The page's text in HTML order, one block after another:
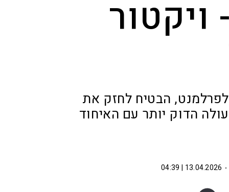
לפרלמנט, הבטיח לחזק את
הדוק יותר עם האיחוד
13.04.2026 | 04:39